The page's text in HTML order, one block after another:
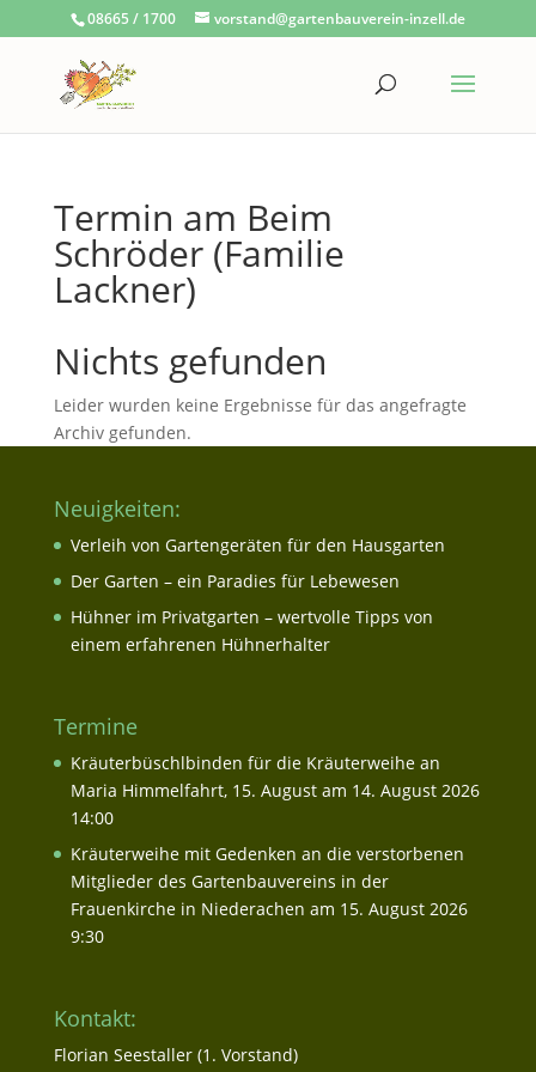
08665 / 1700 vorstand@gartenbauverein-inzell.de
Termin am Beim
Schröder (Familie
Lackner)
Nichts gefunden
Leider wurden keine Ergebnisse für das angefragte
Archiv gefunden.
Neuigkeiten:
Verleih von Gartengeräten für den Hausgarten
Der Garten – ein Paradies für Lebewesen
Hühner im Privatgarten – wertvolle Tipps von
einem erfahrenen Hühnerhalter
Termine
Kräuterbüschlbinden für die Kräuterweihe an
Maria Himmelfahrt, 15. Augustam 14. August 2026
14:00
Kräuterweihe mit Gedenken an die verstorbenen
Mitglieder des Gartenbauvereins in der
Frauenkirche in Niederachen am 15. August 2026
9:30
Kontakt:
Florian Seestaller (1. Vorstand)